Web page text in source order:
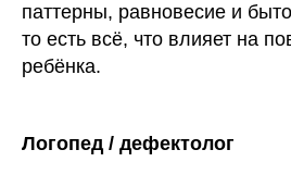
паттерны, равновесие и
то есть всё, что влияет на
ребёнка.
Логопед / дефектолог